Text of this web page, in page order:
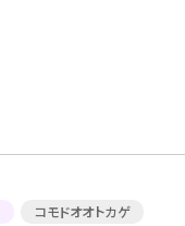
コモドオオトカゲ